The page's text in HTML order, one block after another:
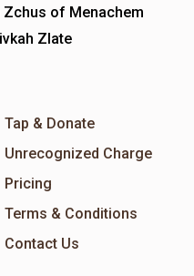
of Menachem
Zlate
Tap & Donate
Unrecognized Charge
Pricing
Terms & Conditions
Contact Us